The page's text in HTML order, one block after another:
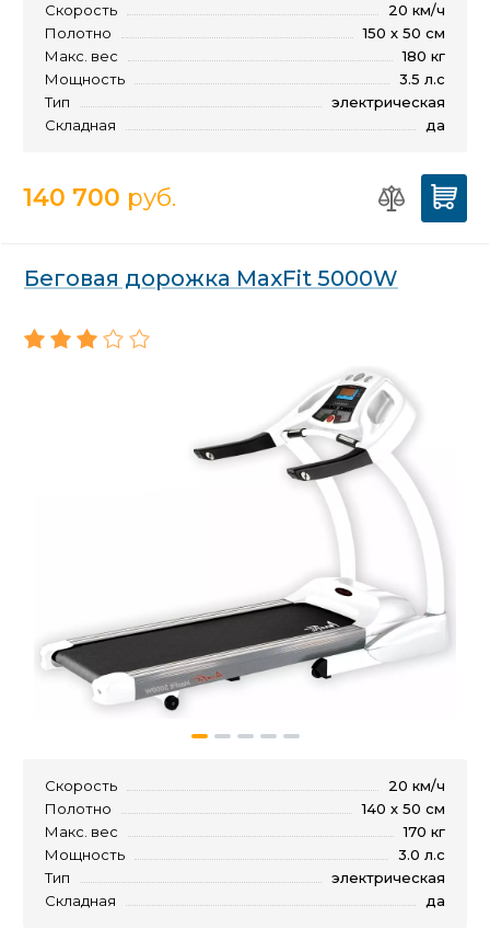
Скорость
20 км/ч
Полотно
150 х 50 см
Макс. вес
180 кг
Мощность
3.5 л.с
Тип
электрическая
Складная
да
140 700 руб.
Беговая дорожка MaxFit 5000W
Скорость
20 км/ч
Полотно
140 х 50 см
Макс. вес
170 кг
Мощность
3.0 л.с
Тип
электрическая
Складная
да